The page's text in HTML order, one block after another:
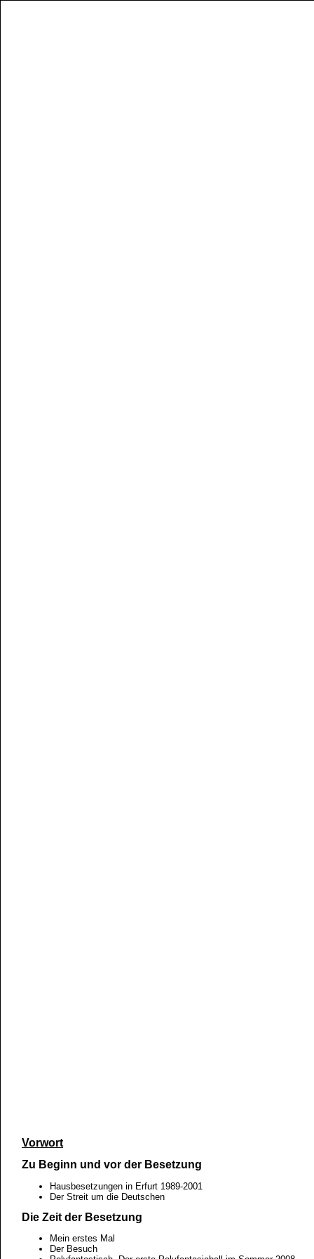
Vorwort
Zu Beginn und vor der Besetzung
Hausbesetzungen in Erfurt 1989-2001
Der Streit um die Deutschen
Die Zeit der Besetzung
Mein erstes Mal
Der Besuch